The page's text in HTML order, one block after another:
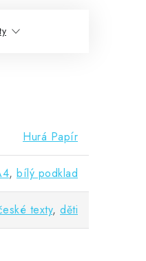
Hurá Papír
, bílý podklad
texty, děti